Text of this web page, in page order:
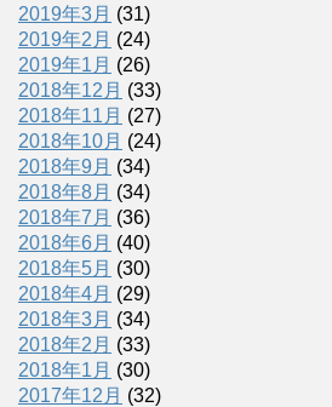
2019年3月 (31)
2019年2月 (24)
2019年1月 (26)
2018年12月 (33)
2018年11月 (27)
2018年10月 (24)
2018年9月 (34)
2018年8月 (34)
2018年7月 (36)
2018年6月 (40)
2018年5月 (30)
2018年4月 (29)
2018年3月 (34)
2018年2月 (33)
2018年1月 (30)
2017年12月 (32)